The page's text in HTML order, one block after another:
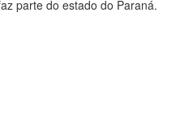
parte do estado do Paraná.